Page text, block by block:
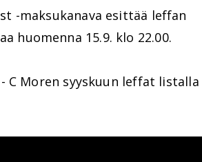
-maksukanava esittää leffan
huomenna 15.9. klo 22.00.
C Moren syyskuun leffat listalla